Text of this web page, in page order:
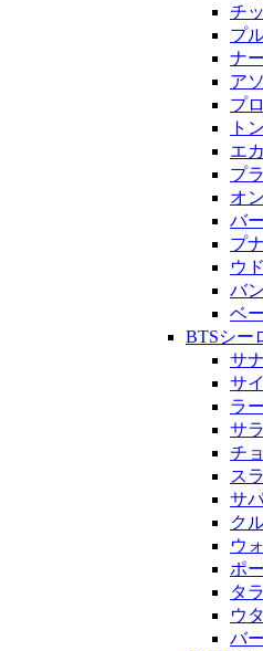
チ
プ
ナ
ア
プ
ト
エ
プ
オ
バ
プ
ウ
バ
ベ
BTSシー
サ
サ
ラ
サ
チ
ス
サ
ク
ウ
ポ
タ
ウ
バ